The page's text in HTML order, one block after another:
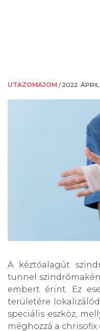
UTAZOMAJOM /2022.
A kéztőalagút
tunnel
embert érint. Ez
területére
speciális eszköz,
méghozzá a chrisofix